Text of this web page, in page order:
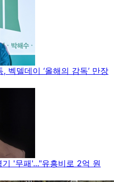
벡델데이 ‘올해의 감독’ 만장
'무패'..."유흥비로 2억 원